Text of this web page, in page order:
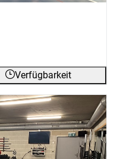
Verfügbarkeit